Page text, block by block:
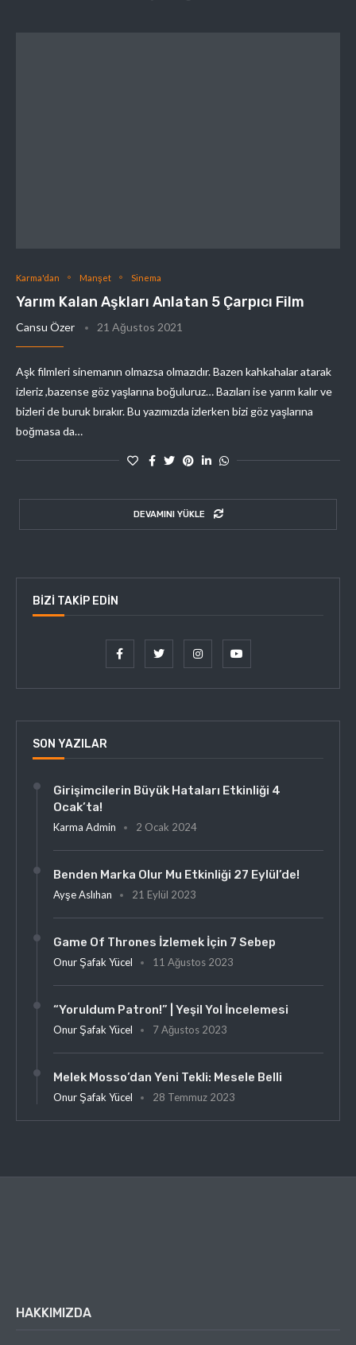
Karma'dan Manşet Sinema
Yarım Kalan Aşkları Anlatan 5 Çarpıcı Film
Cansu Özer 21 Ağustos 2021
Aşk filmleri sinemanın olmazsa olmazıdır. Bazen kahkahalar atarak
izleriz ,bazense göz yaşlarına boğuluruz… Bazıları ise yarım kalır ve
bizleri de buruk bırakır. Bu yazımızda izlerken bizi göz yaşlarına
boğmasa da…
DEVAMINI YÜKLE
BIZI TAKIP EDIN
SON YAZILAR
Girişimcilerin Büyük Hataları Etkinliği 4
Ocak’ta!
Karma Admin 2 Ocak 2024
Benden Marka Olur Mu Etkinliği 27 Eylül’de!
Ayşe Aslıhan 21 Eylül 2023
Game Of Thrones İzlemek İçin 7 Sebep
Onur Şafak Yücel 11 Ağustos 2023
“Yoruldum Patron!” | Yeşil Yol İncelemesi
Onur Şafak Yücel 7 Ağustos 2023
Melek Mosso’dan Yeni Tekli: Mesele Belli
Onur Şafak Yücel 28 Temmuz 2023
HAKKIMIZDA